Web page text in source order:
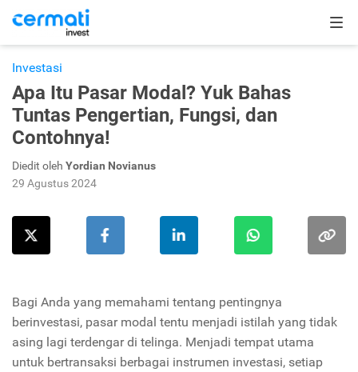
Investasi
Apa Itu Pasar Modal? Yuk Bahas
Tuntas Pengertian, Fungsi, dan
Contohnya!
Diedit oleh Yordian Novianus
29 Agustus 2024
Bagi Anda yang memahami tentang pentingnya
berinvestasi, pasar modal tentu menjadi istilah yang tidak
asing lagi terdengar di telinga. Menjadi tempat utama
untuk bertransaksi berbagai instrumen investasi, setiap